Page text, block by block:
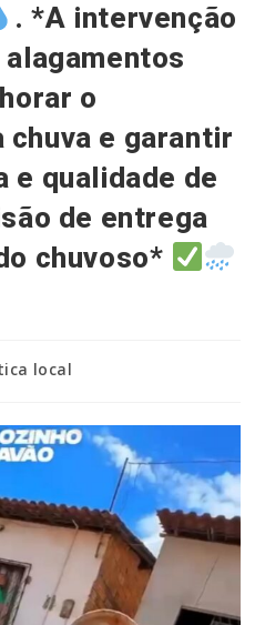
. *A intervenção
o
chuva e garantir
e qualidade de
de entrega
chuvoso*
local